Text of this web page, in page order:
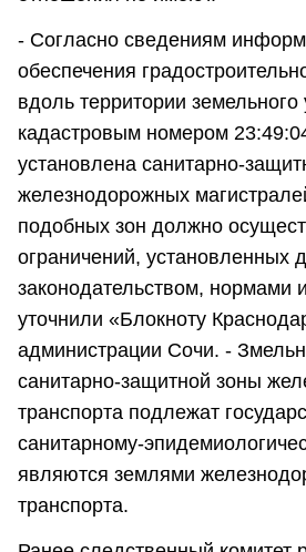
- Согласно сведениям
обеспечения
вдоль территории земельного
кадастровым номером
установлена санитарно-
железнодорожных
подобных зон должно
ограничений, установленных
законодательством, нормами
уточнили «Блокноту
администрации Сочи. -
санитарно-защитной зоны
транспорта подлежат
санитарному-
являются землями
транспорта.